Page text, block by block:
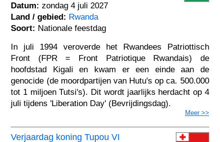
Datum: zondag 4 juli 2027
Land / gebied: Rwanda
Soort: Nationale feestdag
In juli 1994 veroverde het Rwandees Patriottisch
Front (FPR = Front Patriotique Rwandais) de
hoofdstad Kigali en kwam er een einde aan de
genocide (de moordpartijen van Hutu's op ca. 500.000
tot 1 miljoen Tutsi's). Dit wordt jaarlijks herdacht op 4
juli tijdens 'Liberation Day' (Bevrijdingsdag).
Meer >>
Verjaardag koning Tupou VI